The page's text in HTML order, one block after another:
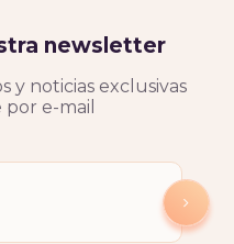
newsletter
y noticias exclusivas
e-mail